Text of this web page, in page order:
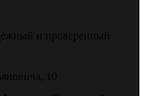
и проверенный
10